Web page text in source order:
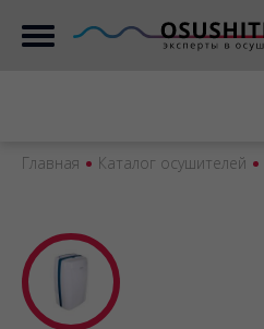
Главная Каталог осушителей